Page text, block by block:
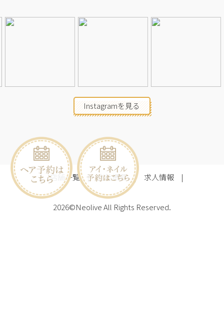
Instagramを見る
店舗一覧 会社概要 求人情報
2026©NeoliveAll Rights Reserved.